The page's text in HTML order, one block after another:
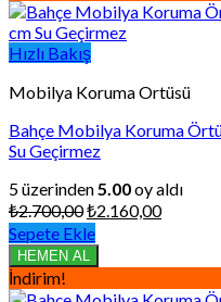
Hızlı Bakış
Mobilya Koruma Ortüsü
Bahçe Mobilya Koruma
Su Geçirmez
5 üzerinden 5.00oy aldı
₺2.700,00Orijinal
fiyat:
₺2.700,00.
₺2.160,00Şu
Sepete Ekle
HEMEN AL
İndirim!